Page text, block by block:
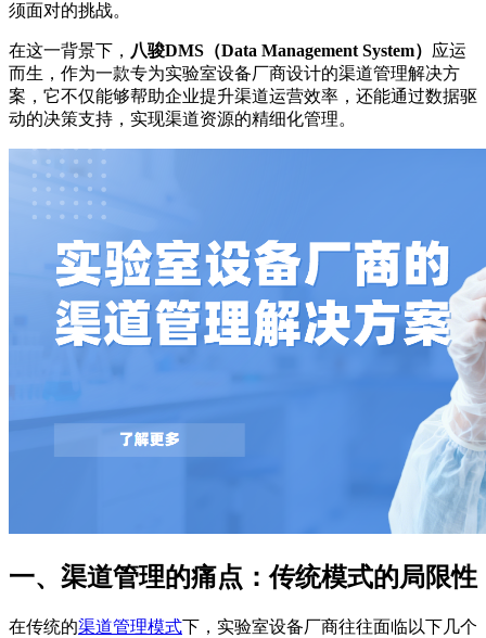
须面对的挑战。
在这一背景下， 八骏DMS（Data Management System） 应运
而生，作为一款专为实验室设备厂商设计的渠道管理解决方
案，它不仅能够帮助企业提升渠道运营效率，还能通过数据驱
动的决策支持，实现渠道资源的精细化管理。
一、渠道管理的痛点：传统模式的局限性
在传统的渠道管理模式下，实验室设备厂商往往面临以下几个